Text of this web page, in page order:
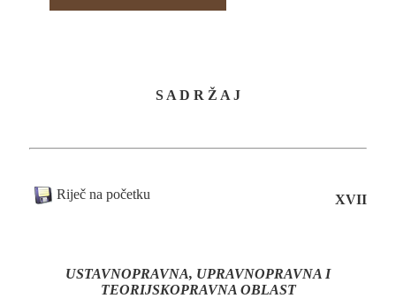
S A D R Ž A J
Riječ na početku XVII
USTAVNOPRAVNA, UPRAVNOPRAVNA I
TEORIJSKOPRAVNA OBLAST